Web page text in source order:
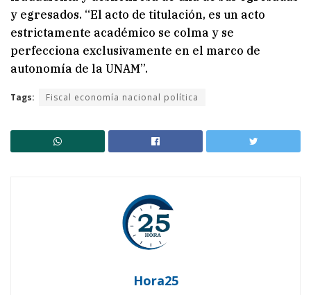
y egresados. “El acto de titulación, es un acto
estrictamente académico se colma y se
perfecciona exclusivamente en el marco de
autonomía de la UNAM”.
Tags: Fiscal economía nacional política
Hora25